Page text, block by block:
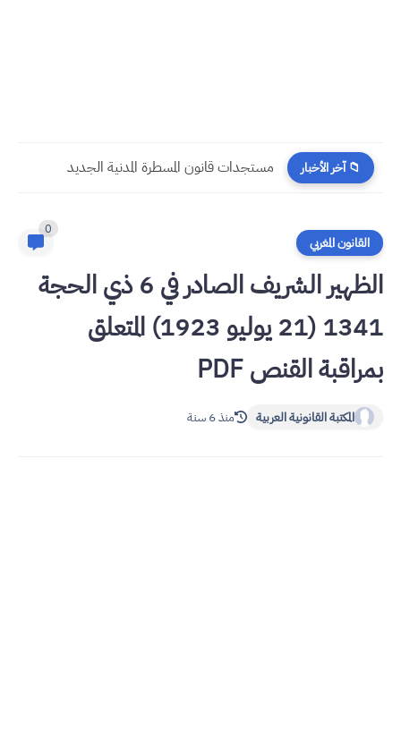
📁 آخر الأخبار
القانون المغربي
0
الظهير الشريف الصادر في 6 ذي الحجة
1341 (21 يوليو 1923) المتعلق
بمراقبة القنص PDF
المكتبة القانونية العربية منذ 6 سنة